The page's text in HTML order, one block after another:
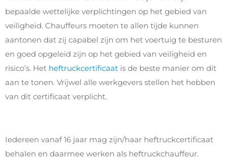
bepaalde wettelijke verplichtingen op het gebied van
veiligheid. Chauffeurs moeten te allen tijde kunnen
aantonen dat zij capabel zijn om het voertuig te besturen
en goed opgeleid zijn op het gebied van veiligheid en
risico’s. Het heftruckcertificaat is de beste manier om dit
aan te tonen. Vrijwel alle werkgevers stellen het hebben
van dit certificaat verplicht.
Iedereen vanaf 16 jaar mag zijn/haar heftruckcertificaat
behalen en daarmee werken als heftruckchauffeur.